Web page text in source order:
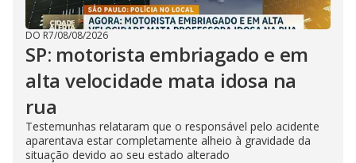
DO R7/08/08/2026
SP: motorista embriagado e em
alta velocidade mata idosa na
rua
Testemunhas relataram que o responsável pelo acidente
aparentava estar completamente alheio à gravidade da
situação devido ao seu estado alterado